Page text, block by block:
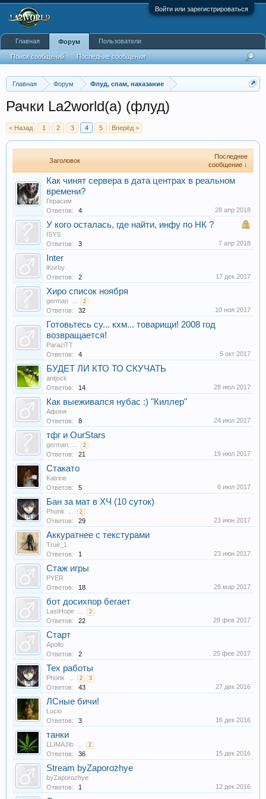
Войти или зарегистрироваться
Главная Форум Флуд, спам, наказание
Рачки La2world(a) (флуд)
< Назад 1 2 3 4 5 Вперёд >
Заголовок
Последнее
сообщение ↓
Как чинят сервера в дата центрах в реальном
времени?
Герасим
Ответов:
4 28 апр 2018
У кого осталась, где найти, инфу по НК ?
ISYS
Ответов:
3 7 апр 2018
Inter
lKorby
Ответов:
2 17 дек 2017
Хиро список ноября
german ... 2
Ответов: 32 10 ноя 2017
Готовьтесь су... кхм... товарищи! 2008 год
возвращается!
ParaziTT
Ответов:
4 5 окт 2017
БУДЕТ ЛИ КТО ТО СКУЧАТЬ
antjock
Ответов:
14 28 июл 2017
Как выеживался нубас :) "Киллер"
Aфоня
Ответов:
8 24 июл 2017
тфг и OurStars
german ... 2
Ответов: 21 19 июл 2017
Стакато
Katrine
Ответов:
5 6 июл 2017
Бан за мат в ХЧ (10 суток)
Phonk ... 2
Ответов: 29 23 июн 2017
Аккуратнее с текстурами
True_1
Ответов:
1 23 июн 2017
Стаж игры
PYER
Ответов:
18 28 мар 2017
бот досихпор бегает
LastHope ... 2
Ответов: 22 28 фев 2017
Старт
Apollo
Ответов:
2 25 фев 2017
Тех работы
Phonk ... 2 3
Ответов: 43 27 дек 2016
ЛСные бичи!
Lucio
Ответов:
3 16 дек 2016
танки
LLIMAJIb ... 2
Ответов: 36 15 дек 2016
Stream byZaporozhye
byZaporozhye
Ответов:
1 12 дек 2016
Главная Форум
Поиск сообщений Последние сообщения
Пользователи